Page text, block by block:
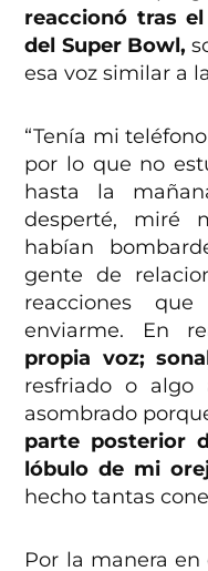
reaccionó tras
del Super Bowl,
esa voz similar a
“Tenía mi
por lo que no
hasta la
desperté, miré
habían
gente de
reacciones
enviarme. En
propia voz;
resfriado o
asombrado
parte posterior
lóbulo de mi
hecho tantas
Por la manera